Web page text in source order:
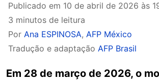
Publicado em 10 de abril de 2026 às
3 minutos de leitura
Por Ana ESPINOSA, AFP México
Tradução e adaptação AFP Brasil
Em 28 de março de 2026, o